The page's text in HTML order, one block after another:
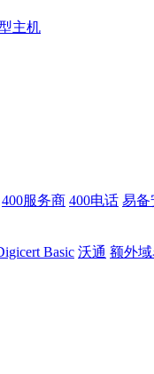
主机
400服务商 400电话 易备
Basic 沃通 额外